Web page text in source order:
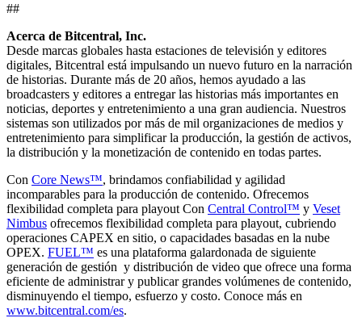
##
Acerca de Bitcentral, Inc.
Desde marcas globales hasta estaciones de televisión y editores
digitales, Bitcentral está impulsando un nuevo futuro en la narración
de historias. Durante más de 20 años, hemos ayudado a las
broadcasters y editores a entregar las historias más importantes en
noticias, deportes y entretenimiento a una gran audiencia. Nuestros
sistemas son utilizados por más de mil organizaciones de medios y
entretenimiento para simplificar la producción, la gestión de activos,
la distribución y la monetización de contenido en todas partes.
Con Core News™, brindamos confiabilidad y agilidad
incomparables para la producción de contenido. Ofrecemos
flexibilidad completa para playout Con Central Control™ y Veset
Nimbus ofrecemos flexibilidad completa para playout, cubriendo
operaciones CAPEX en sitio, o capacidades basadas en la nube
OPEX. FUEL™ es una plataforma galardonada de siguiente
generación de gestión y distribución de video que ofrece una forma
eficiente de administrar y publicar grandes volúmenes de contenido,
disminuyendo el tiempo, esfuerzo y costo. Conoce más en
www.bitcentral.com/es.